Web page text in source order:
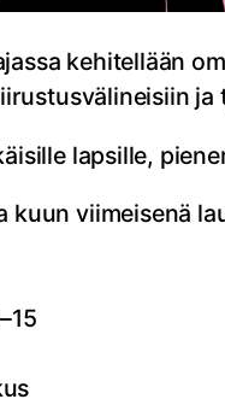
kehitellään
ja
lapsille,
kuun viimeisenä